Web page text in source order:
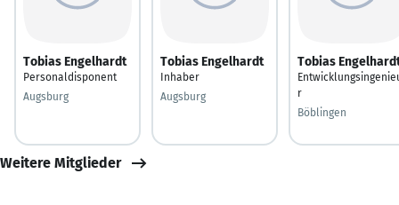
Tobias Engelhardt
Personaldisponent
Augsburg
Tobias Engelhardt
Inhaber
Augsburg
Tobias
r
Böblingen
Weitere Mitglieder